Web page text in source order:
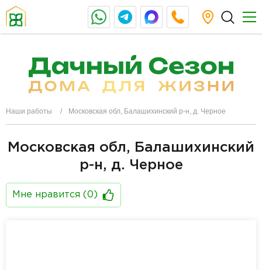
Наши работы Московская обл, Балашихинский р-н, д. Черное
Московская обл, Балашихинский
р-н, д. Черное
Мне нравится ( 0 )